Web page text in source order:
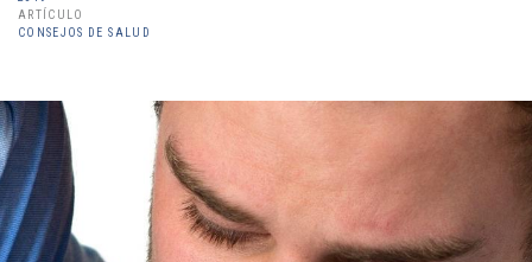
ARTÍCULO
CONSEJOS DE SALUD